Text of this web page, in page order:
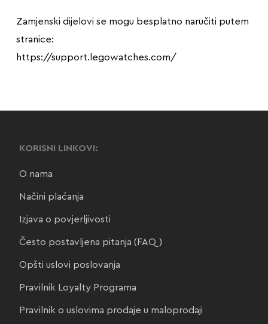
Zamjenski dijelovi se mogu besplatno naručiti putem
stranice:
https://support.legowatches.com/
KORISNI LINKOVI:
O nama
Načini plaćanja
Izjava o povjerljivosti
Često postavljena pitanja (FAQ)
Opšti uslovi poslovanja
Pravilnik Loyalty Programa
Pravilnik o uslovima prodaje u maloprodaji